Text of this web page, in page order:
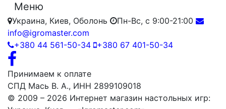
Меню
Украина, Киев, Оболонь
Пн-Вс, с 9:00-21:00
info@igromaster.com
+380 44 561-50-34
+380 67 401-50-34
Принимаем к оплате
СПД Мась В. А., ИНН 2899109018
© 2009 – 2026 Интернет магазин настольных игр: